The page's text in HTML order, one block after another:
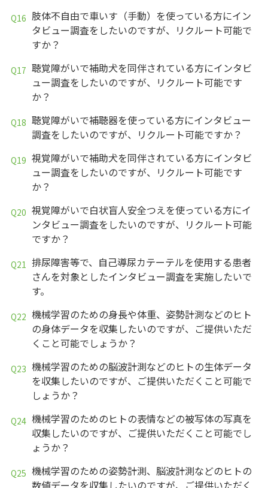
肢体不自由で車いす（手動）を使っている方にイン
タビュー調査をしたいのですが、リクルート可能で
すか？
聴覚障がいで補助犬を同伴されている方にインタビ
ュー調査をしたいのですが、リクルート可能です
か？
聴覚障がいで補聴器を使っている方にインタビュー
調査をしたいのですが、リクルート可能ですか？
視覚障がいで補助犬を同伴されている方にインタビ
ュー調査をしたいのですが、リクルート可能です
か？
視覚障がいで白状盲人安全つえを使っている方にイ
ンタビュー調査をしたいのですが、リクルート可能
ですか？
排尿障害等で、自己導尿カテーテルを使用する患者
さんを対象としたインタビュー調査を実施したいで
す。
機械学習のための身長や体重、姿勢計測などのヒト
の身体データを収集したいのですが、ご提供いただ
くこと可能でしょうか？
機械学習のための脳波計測などのヒトの生体データ
を収集したいのですが、ご提供いただくこと可能で
しょうか？
機械学習のためのヒトの表情などの被写体の写真を
収集したいのですが、ご提供いただくこと可能でし
ょうか？
機械学習のための姿勢計測、脳波計測などのヒトの
数値データを収集したいのですが、ご提供いただく